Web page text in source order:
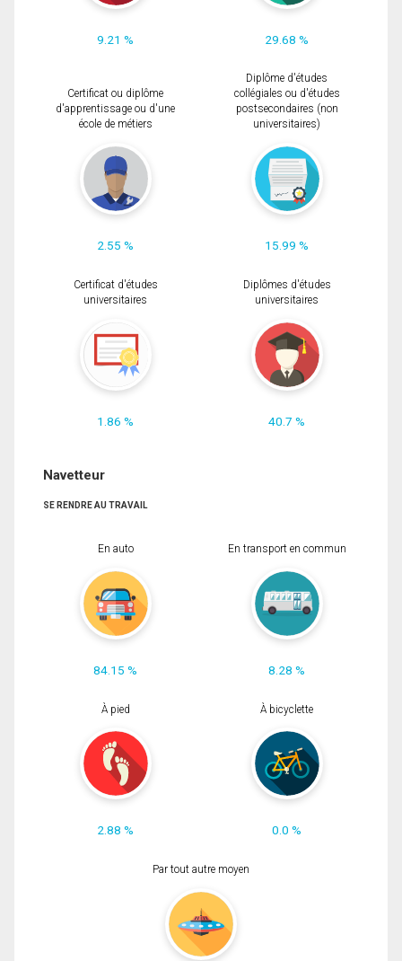
9.21 % 29.68 %
Certificat ou diplôme
d'apprentissage ou d'une
école de métiers
2.55 %
Diplôme d'études
collégiales ou d'études
postsecondaires (non
universitaires)
15.99 %
Certificat d'études
universitaires
1.86 %
Diplômes d'études
universitaires
40.7 %
Navetteur
SE RENDRE AU TRAVAIL
En auto
84.15 %
En transport en commun
8.28 %
À pied
2.88 %
À bicyclette
0.0 %
Par tout autre moyen